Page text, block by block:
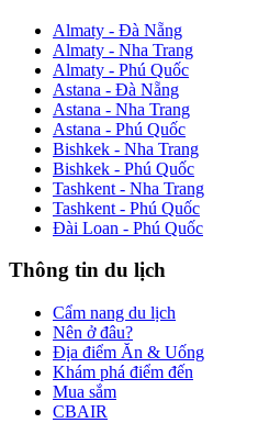
Almaty - Đà Nẵng
Almaty - Nha Trang
Almaty - Phú Quốc
Astana - Đà Nẵng
Astana - Nha Trang
Astana - Phú Quốc
Bishkek - Nha Trang
Bishkek - Phú Quốc
Tashkent - Nha Trang
Tashkent - Phú Quốc
Đài Loan - Phú Quốc
Thông tin du lịch
Cẩm nang du lịch
Nên ở đâu?
Địa điểm Ăn & Uống
Khám phá điểm đến
Mua sắm
CBAIR